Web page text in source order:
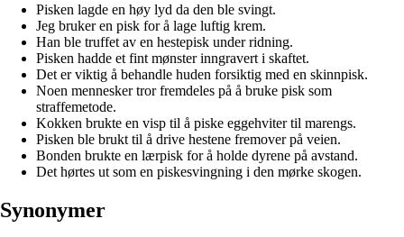
Pisken lagde en høy lyd da den ble svingt.
Jeg bruker en pisk for å lage luftig krem.
Han ble truffet av en hestepisk under ridning.
Pisken hadde et fint mønster inngravert i skaftet.
Det er viktig å behandle huden forsiktig med en skinnpisk.
Noen mennesker tror fremdeles på å bruke pisk som
straffemetode.
Kokken brukte en visp til å piske eggehviter til marengs.
Pisken ble brukt til å drive hestene fremover på veien.
Bonden brukte en lærpisk for å holde dyrene på avstand.
Det hørtes ut som en piskesvingning i den mørke skogen.
Synonymer